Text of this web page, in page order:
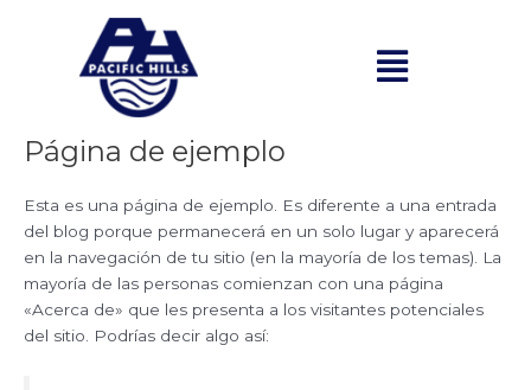
Menú
Página de ejemplo
Esta es una página de ejemplo. Es diferente a una entrada
del blog porque permanecerá en un solo lugar y aparecerá
en la navegación de tu sitio (en la mayoría de los temas). La
mayoría de las personas comienzan con una página
«Acerca de» que les presenta a los visitantes potenciales
del sitio. Podrías decir algo así: